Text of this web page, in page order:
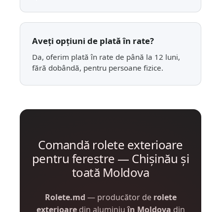
Aveți opțiuni de plată în rate?
Da, oferim plată în rate de până la 12 luni,
fără dobândă, pentru persoane fizice.
Comandă rolete exterioare
pentru ferestre — Chișinău și
toată Moldova
Rolete.md — producător de rolete
exterioaredin aluminiuîn Moldova din